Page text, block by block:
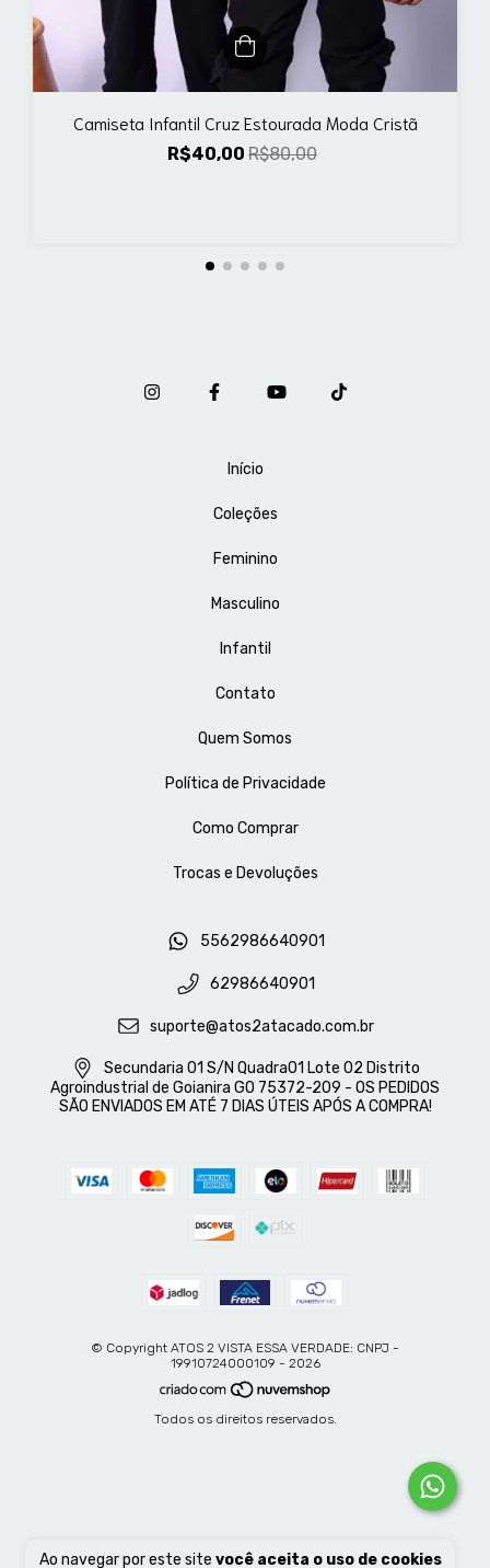
Ao navegar por este site você aceita o uso de cookies
Camiseta Infantil Cruz Estourada Moda Cristã
R$40,00 R$80,00
Início
Coleções
Feminino
Masculino
Infantil
Contato
Quem Somos
Política de Privacidade
Como Comprar
Trocas e Devoluções
5562986640901
62986640901
suporte@atos2atacado.com.br
Secundaria 01 S/N Quadra01 Lote 02 Distrito
Agroindustrial de Goianira GO 75372-209 - OS PEDIDOS
SÃO ENVIADOS EM ATÉ 7 DIAS ÚTEIS APÓS A COMPRA!
© Copyright ATOS 2 VISTA ESSA VERDADE: CNPJ -
19910724000109 - 2026
Todos os direitos reservados.